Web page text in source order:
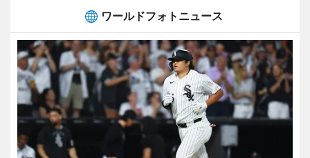
ワールドフォトニュース